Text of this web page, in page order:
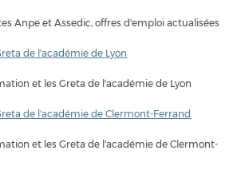
Anpe et Assedic, offres d'emploi actualisées
de l'académie de Lyon
et les Greta de l'académie de Lyon
de l'académie de Clermont-Ferrand
et les Greta de l'académie de Clermont-